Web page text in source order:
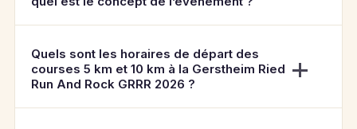
Quels sont les horaires de départ des
courses 5 km et 10 km à la Gerstheim Ried
Run And Rock GRRR 2026 ?